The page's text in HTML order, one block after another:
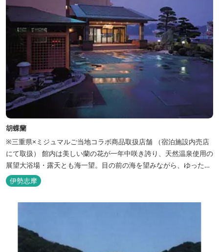
胡蝶蘭
※三重県×ミジュマルご当地コラボ商品取扱店舗 （宿泊施設内売店
にて取扱） 館内は美しい蘭の花が一年中咲き誇り、天然温泉使用の
展望大浴場・露天とも海一望。目の前の海を望みながら、ゆったり
とした時間をお過ごし下さい。
伊勢志摩